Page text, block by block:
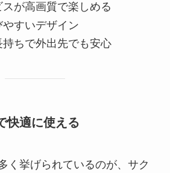
が高画質で楽しめる
すいデザイン
ちで外出先でも安心
快適に使える
く挙げられているのが、サク